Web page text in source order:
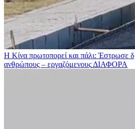
Η Κίνα πρωτοπορεί και πάλι: Έστρωσε
ανθρώπους – εργαζόμενουςΔΙΑΦΟΡΑ